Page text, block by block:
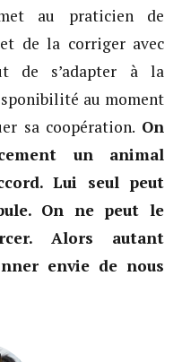
au praticien de
de la corriger avec
de s’adapter à la
au moment
sa coopération. On
un animal
Lui seul peut
On ne peut le
Alors autant
envie de nous